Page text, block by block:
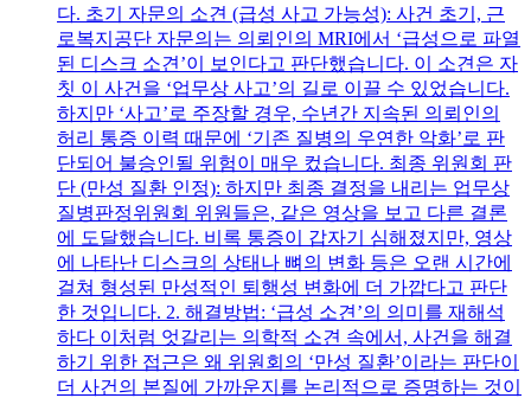
다. 초기 자문의 소견 (급성 사고 가능성): 사건 초기, 근
로복지공단 자문의는 의뢰인의 MRI에서 ‘급성으로 파열
된 디스크 소견’이 보인다고 판단했습니다. 이 소견은 자
칫 이 사건을 ‘업무상 사고’의 길로 이끌 수 있었습니다.
하지만 ‘사고’로 주장할 경우, 수년간 지속된 의뢰인의
허리 통증 이력 때문에 ‘기존 질병의 우연한 악화’로 판
단되어 불승인될 위험이 매우 컸습니다. 최종 위원회 판
단 (만성 질환 인정): 하지만 최종 결정을 내리는 업무상
질병판정위원회 위원들은, 같은 영상을 보고 다른 결론
에 도달했습니다. 비록 통증이 갑자기 심해졌지만, 영상
에 나타난 디스크의 상태나 뼈의 변화 등은 오랜 시간에
걸쳐 형성된 만성적인 퇴행성 변화에 더 가깝다고 판단
한 것입니다. 2. 해결방법: ‘급성 소견’의 의미를 재해석
하다 이처럼 엇갈리는 의학적 소견 속에서, 사건을 해결
하기 위한 접근은 왜 위원회의 ‘만성 질환’이라는 판단이
더 사건의 본질에 가까운지를 논리적으로 증명하는 것이